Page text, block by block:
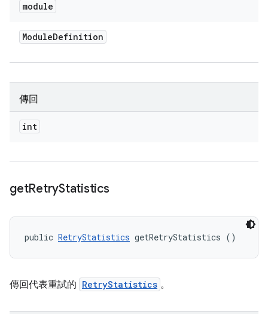
module
ModuleDefinition
傳回
int
getRetryStatistics
public RetryStatistics getRetryStatistics ()
傳回代表重試的 RetryStatistics 。